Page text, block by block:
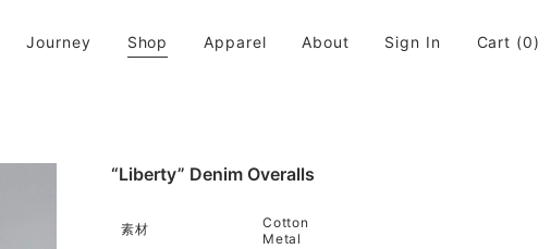
Journey Shop Apparel About Sign In Cart (0)
“Liberty” Denim Overalls
素材
Cotton
Metal